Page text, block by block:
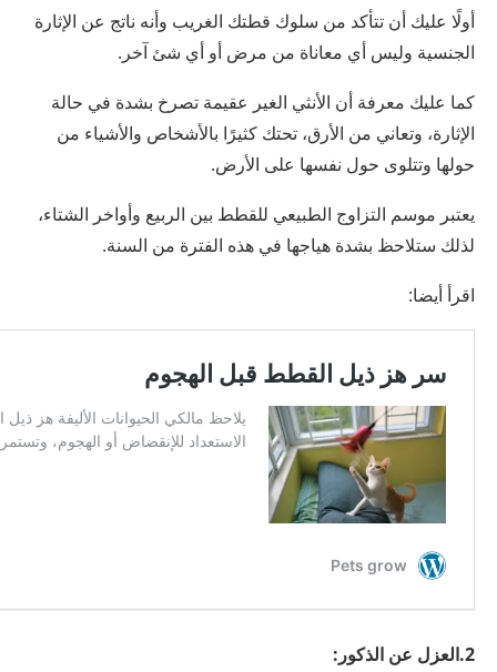
أولًا عليك أن تتأكد من سلوك قطتك الغريب وأنه ناتج عن الإثارة
الجنسية وليس أي معاناة من مرض أو أي شئ آخر.
كما عليك معرفة أن الأنثي الغير عقيمة تصرخ بشدة في حالة
الإثارة، وتعاني من الأرق، تحتك كثيرًا بالأشخاص والأشياء من
حولها وتتلوى حول نفسها على الأرض.
يعتبر موسم التزاوج الطبيعي للقطط بين الربيع وأواخر الشتاء،
لذلك ستلاحظ بشدة هياجها في هذه الفترة من السنة.
اقرأ أيضا:
2.العزل عن الذكور: